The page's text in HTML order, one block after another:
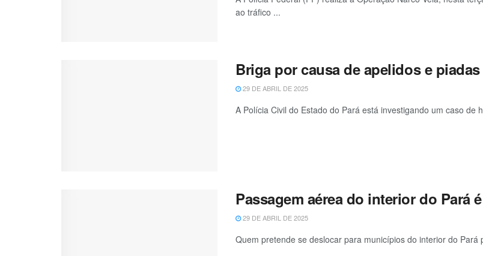
ao tráfico ...
Briga por causa de apelidos e
29 DE ABRIL DE 2025
A Polícia Civil do Estado do Pará está investigando um caso
Passagem aérea do interior do Pará
29 DE ABRIL DE 2025
Quem pretende se deslocar para municípios do interior do